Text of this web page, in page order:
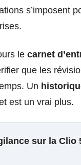
s’imposent
le carnet
que les
Un
est un vrai plus.
sur la Clio